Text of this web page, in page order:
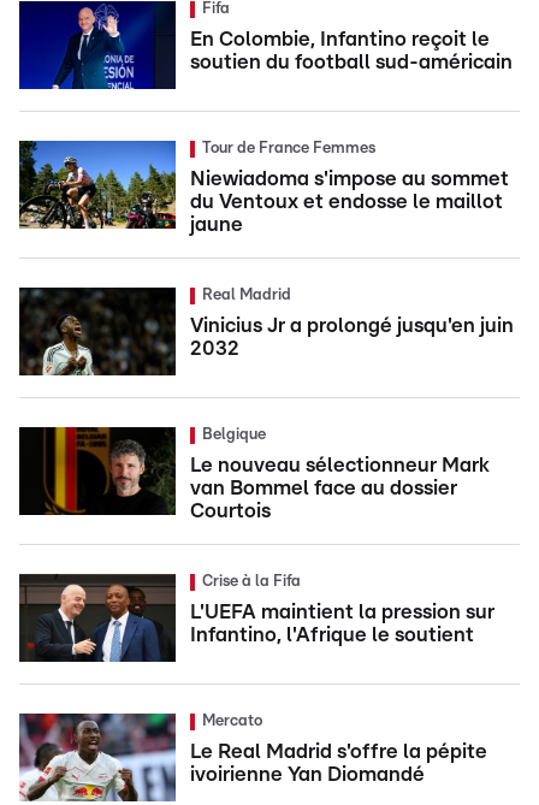
Fifa
En Colombie, Infantino reçoit le
soutien du football sud-américain
Tour de France Femmes
Niewiadoma s'impose au sommet
du Ventoux et endosse le maillot
jaune
Real Madrid
Vinicius Jr a prolongé jusqu'en juin
2032
Belgique
Le nouveau sélectionneur Mark
van Bommel face au dossier
Courtois
Crise à la Fifa
L'UEFA maintient la pression sur
Infantino, l'Afrique le soutient
Mercato
Le Real Madrid s'offre la pépite
ivoirienne Yan Diomandé